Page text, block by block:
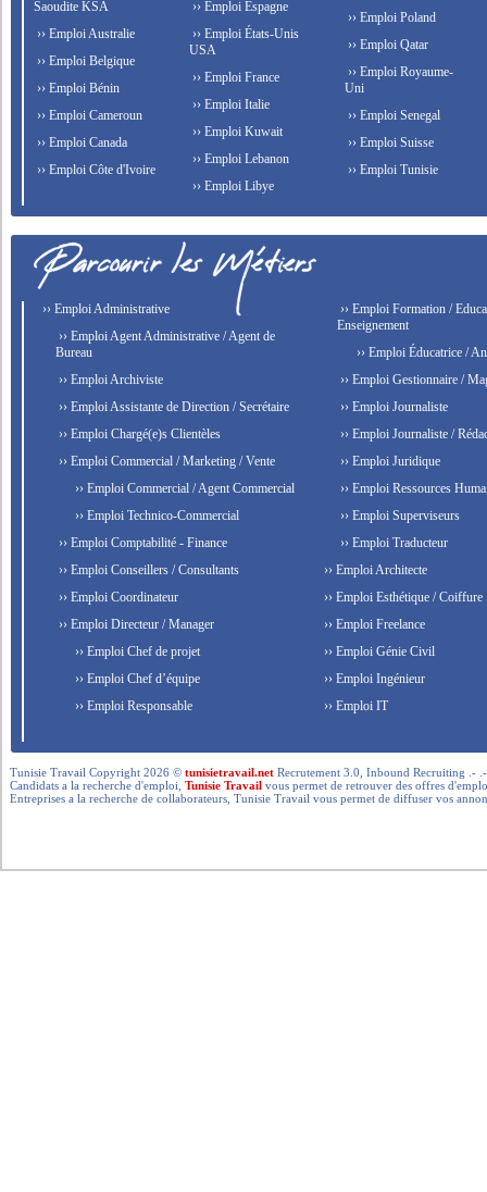
Saoudite KSA
›› Emploi Australie
›› Emploi Belgique
›› Emploi Bénin
›› Emploi Cameroun
›› Emploi Canada
›› Emploi Côte d'Ivoire
›› Emploi Espagne
›› Emploi États-Unis
USA
›› Emploi France
›› Emploi Italie
›› Emploi Kuwait
›› Emploi Lebanon
›› Emploi Libye
›› Emploi Poland
›› Emploi Qatar
›› Emploi Royaume-
Uni
›› Emploi Senegal
›› Emploi Suisse
›› Emploi Tunisie
›› Emploi Administrative
›› Emploi Agent Administrative / Agent de
Bureau
›› Emploi Archiviste
›› Emploi Assistante de Direction / Secrétaire
›› Emploi Chargé(e)s Clientèles
›› Emploi Commercial / Marketing / Vente
›› Emploi Commercial / Agent Commercial
›› Emploi Technico-Commercial
›› Emploi Comptabilité - Finance
›› Emploi Conseillers / Consultants
›› Emploi Coordinateur
›› Emploi Directeur / Manager
›› Emploi Chef de projet
›› Emploi Chef d’équipe
›› Emploi Responsable
›› Emploi Formation /
Enseignement
›› Emploi Éducatrice /
›› Emploi Gestionnaire /
›› Emploi Journaliste
›› Emploi Journaliste /
›› Emploi Juridique
›› Emploi Ressources
›› Emploi Superviseurs
›› Emploi Traducteur
›› Emploi Architecte
›› Emploi Esthétique / Coiffure
›› Emploi Freelance
›› Emploi Génie Civil
›› Emploi Ingénieur
›› Emploi IT
Tunisie Travail Copyright 2026 ©tunisietravail.net Recrutement 3.0, Inbound Recruiting .-
Candidats a la recherche d'emploi,Tunisie Travail vous permet de retrouver des offres
Entreprises a la recherche de collaborateurs, Tunisie Travail vous permet de diffuser vos